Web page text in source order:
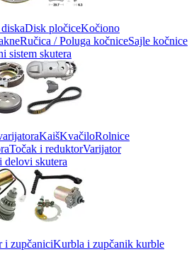
Disk pločiceKočiono
Ručica / Poluga kočniceSajle kočnice
sistem skutera
KaišKvačiloRolnice
Točak i reduktorVarijator
delovi skutera
i zupčaniciKurbla i zupčanik kurble